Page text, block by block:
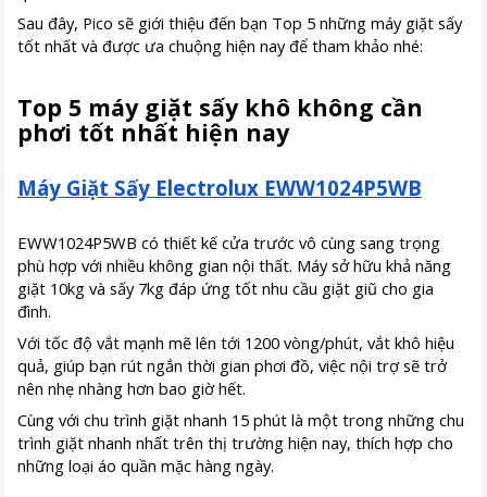
Sau đây, Pico sẽ giới thiệu đến bạn Top 5 những máy giặt sấy
tốt nhất và được ưa chuộng hiện nay để tham khảo nhé:
Top 5 máy giặt sấy khô không cần
phơi tốt nhất hiện nay
Máy Giặt Sấy Electrolux EWW1024P5WB
EWW1024P5WB có thiết kế cửa trước vô cùng sang trọng
phù hợp với nhiều không gian nội thất. Máy sở hữu khả năng
giặt 10kg và sấy 7kg đáp ứng tốt nhu cầu giặt giũ cho gia
đình.
Với tốc độ vắt mạnh mẽ lên tới 1200 vòng/phút, vắt khô hiệu
quả, giúp bạn rút ngắn thời gian phơi đồ, việc nội trợ sẽ trở
nên nhẹ nhàng hơn bao giờ hết.
Cùng với chu trình giặt nhanh 15 phút là một trong những chu
trình giặt nhanh nhất trên thị trường hiện nay, thích hợp cho
những loại áo quần mặc hàng ngày.